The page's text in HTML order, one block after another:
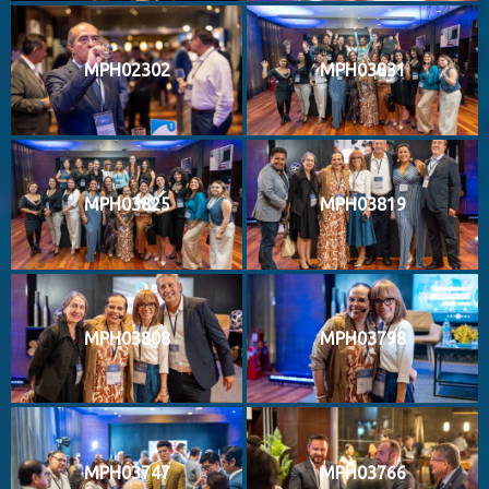
MPH02302 MPH03831
MPH03825 MPH03819
MPH03808 MPH03798
MPH03747 MPH03766